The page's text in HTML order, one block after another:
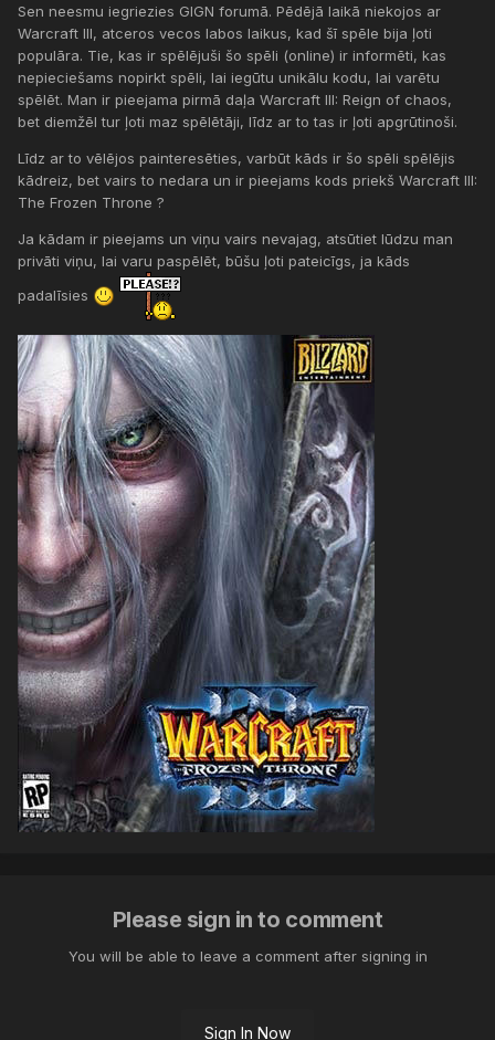
Sen neesmu iegriezies GIGN forumā. Pēdējā laikā niekojos ar
Warcraft III, atceros vecos labos laikus, kad šī spēle bija ļoti
populāra. Tie, kas ir spēlējuši šo spēli (online) ir informēti, kas
nepieciešams nopirkt spēli, lai iegūtu unikālu kodu, lai varētu
spēlēt. Man ir pieejama pirmā daļa Warcraft III: Reign of chaos,
bet diemžēl tur ļoti maz spēlētāji, līdz ar to tas ir ļoti apgrūtinoši.
Līdz ar to vēlējos painteresēties, varbūt kāds ir šo spēli spēlējis
kādreiz, bet vairs to nedara un ir pieejams kods priekš Warcraft III:
The Frozen Throne ?
Ja kādam ir pieejams un viņu vairs nevajag, atsūtiet lūdzu man
privāti viņu, lai varu paspēlēt, būšu ļoti pateicīgs, ja kāds
padalīsies
Please sign in to comment
You will be able to leave a comment after signing in
Sign In Now